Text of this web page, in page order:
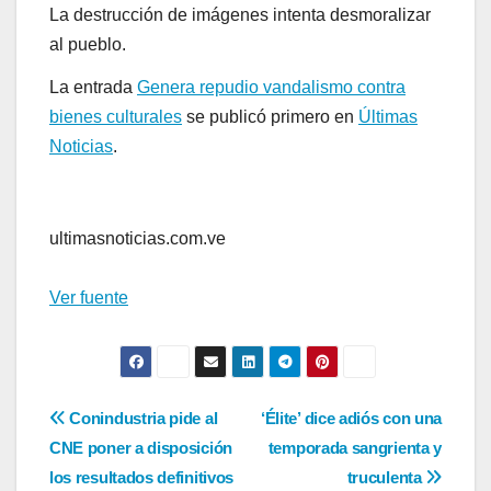
La destrucción de imágenes intenta desmoralizar
al pueblo.
La entrada Genera repudio vandalismo contra
bienes culturales se publicó primero en Últimas
Noticias.
ultimasnoticias.com.ve
Ver fuente
Navegación
de
‘Élite’ dice adiós con una
temporada sangrienta y
truculenta
Conindustria pide al
CNE poner a disposición
los resultados definitivos